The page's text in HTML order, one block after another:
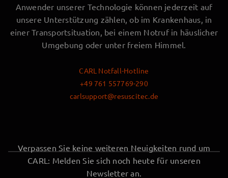
Anwender unserer Technologie können jederzeit auf
unsere Unterstützung zählen, ob im Krankenhaus, in
einer Transportsituation, bei einem Notruf in häuslicher
Umgebung oder unter freiem Himmel.
CARL Notfall-Hotline
+49 761 557769-290
carlsupport@resuscitec.de
Verpassen Sie keine weiteren Neuigkeiten rund um
CARL: Melden Sie sich noch heute für unseren
Newsletter an.